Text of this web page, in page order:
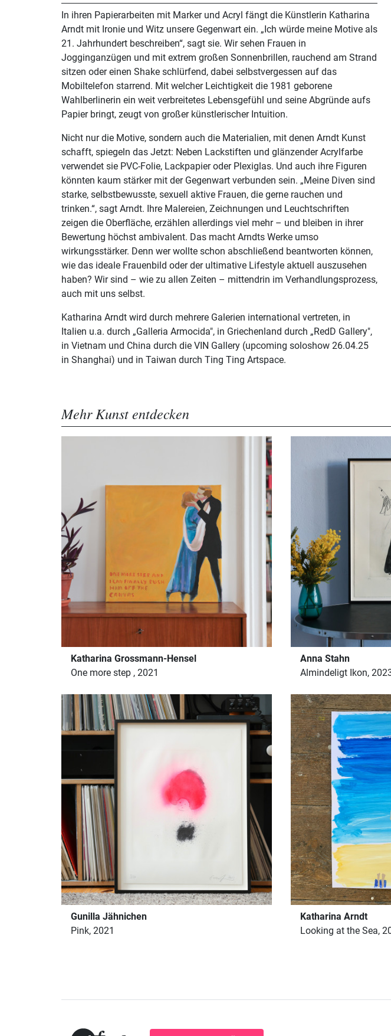
In ihren Papierarbeiten mit Marker und Acryl fängt die Künstlerin Katharina
Arndt mit Ironie und Witz unsere Gegenwart ein. „Ich würde meine Motive als
21. Jahrhundert beschreiben“, sagt sie. Wir sehen Frauen in
Jogginganzügen und mit extrem großen Sonnenbrillen, rauchend am Strand
sitzen oder einen Shake schlürfend, dabei selbstvergessen auf das
Mobiltelefon starrend. Mit welcher Leichtigkeit die 1981 geborene
Wahlberlinerin ein weit verbreitetes Lebensgefühl und seine Abgründe aufs
Papier bringt, zeugt von großer künstlerischer Intuition.
Nicht nur die Motive, sondern auch die Materialien, mit denen Arndt Kunst
schafft, spiegeln das Jetzt: Neben Lackstiften und glänzender Acrylfarbe
verwendet sie PVC-Folie, Lackpapier oder Plexiglas. Und auch ihre Figuren
könnten kaum stärker mit der Gegenwart verbunden sein. „Meine Diven sind
starke, selbstbewusste, sexuell aktive Frauen, die gerne rauchen und
trinken.“, sagt Arndt. Ihre Malereien, Zeichnungen und Leuchtschriften
zeigen die Oberfläche, erzählen allerdings viel mehr – und bleiben in ihrer
Bewertung höchst ambivalent. Das macht Arndts Werke umso
wirkungsstärker. Denn wer wollte schon abschließend beantworten können,
wie das ideale Frauenbild oder der ultimative Lifestyle aktuell auszusehen
haben? Wir sind – wie zu allen Zeiten – mittendrin im Verhandlungsprozess,
auch mit uns selbst.
Katharina Arndt wird durch mehrere Galerien international vertreten, in
Italien u.a. durch „Galleria Armocida", in Griechenland durch „RedD Gallery",
in Vietnam und China durch die VIN Gallery (upcoming soloshow 26.04.25
in Shanghai) und in Taiwan durch Ting Ting Artspace.
Mehr Kunst entdecken
Katharina Grossmann-Hensel
One more step , 2021
Anna Stahn
Almindeligt Ikon,
Gunilla Jähnichen
Pink, 2021
Katharina Arndt
Looking at the Sea,